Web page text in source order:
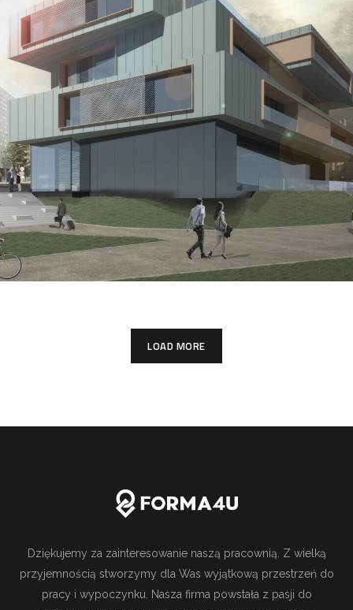
Inkubator Przedsiębiorczości
ARCHITEKTURA
LOAD MORE
Dziękujemy za zainteresowanie naszą pracownią. Z wielką
przyjemnością stworzymy dla Was wyjątkową przestrzeń do
pracy i wypoczynku. Nasza firma powstała z pasji do